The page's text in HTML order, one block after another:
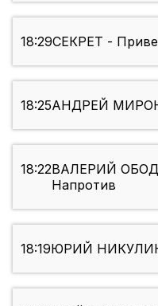
18:29СЕКРЕТ -
18:25АНДРЕЙ
18:22ВАЛЕРИЙ
Напротив
18:19ЮРИЙ НИКУЛИН